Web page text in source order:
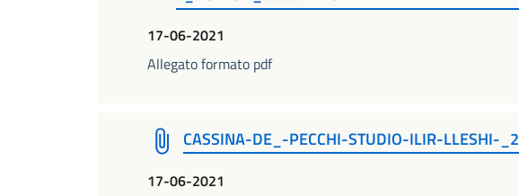
17-06-2021
Allegato formato pdf
CASSINA-DE_-PECCHI-STUDIO-ILIR-LLESHI-_2_
17-06-2021